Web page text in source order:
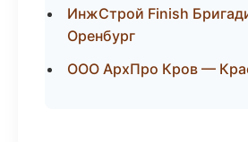
ИнжСтрой Finish
Оренбург
ООО АрхПро Кров —